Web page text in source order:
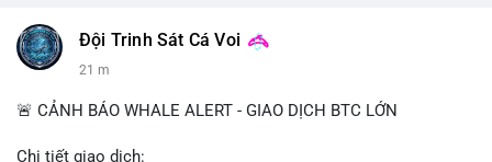
tăng x10", và "BICO về bờ 2-2-2026". Bàn tán nhiều về thời gian
cầm tài sản.
💡 NHẬN ĐỊNH & KHUYẾN NGHỊ: Thị trường đang trong giai
Tâm lý ngắn hạn biến động mạnh do sự kết hợp giữa sợ hãi và
Đội Trinh Sát Cá Voi
21 m
🚨 CẢNH BÁO WHALE ALERT - GIAO DỊCH BTC LỚN
Chi tiết giao dịch: